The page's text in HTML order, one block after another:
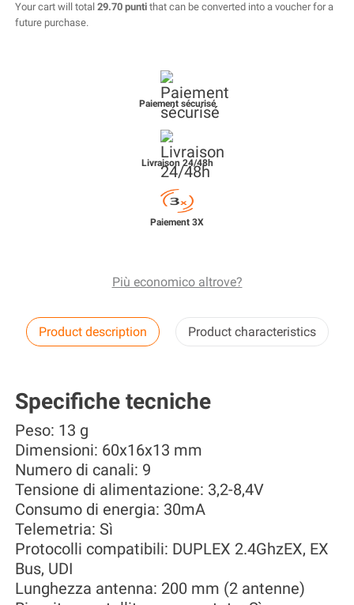
Your cart will total29.70 punti that can be converted into a voucher for a
future purchase.
Paiement sécurisé
Livraison 24/48h
Paiement 3X
Più economico altrove?
Product description Product characteristics
Specifiche tecniche
Peso: 13 g
Dimensioni: 60x16x13 mm
Numero di canali: 9
Tensione di alimentazione: 3,2-8,4V
Consumo di energia: 30mA
Telemetria: Sì
Protocolli compatibili: DUPLEX 2.4GhzEX, EX
Bus, UDI
Lunghezza antenna: 200 mm (2 antenne)